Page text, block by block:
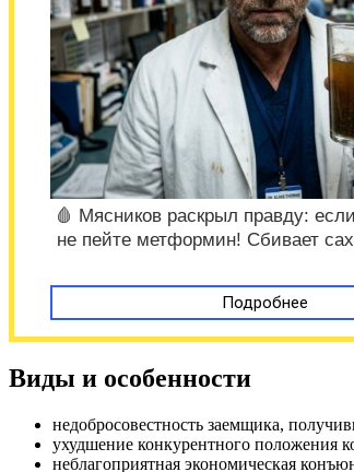
🩸 Мясников раскрыл правду:
не пейте метформин! Сбивает
Подробнее
Виды и особенности
недобросовестность заемщика,
ухудшение конкурентного положения
неблагоприятная экономическая